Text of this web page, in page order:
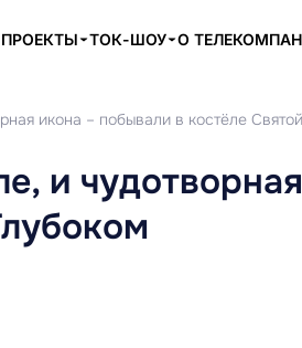
ПРОЕКТЫ ТОК-ШОУ О
икона – побывали в костёле
и